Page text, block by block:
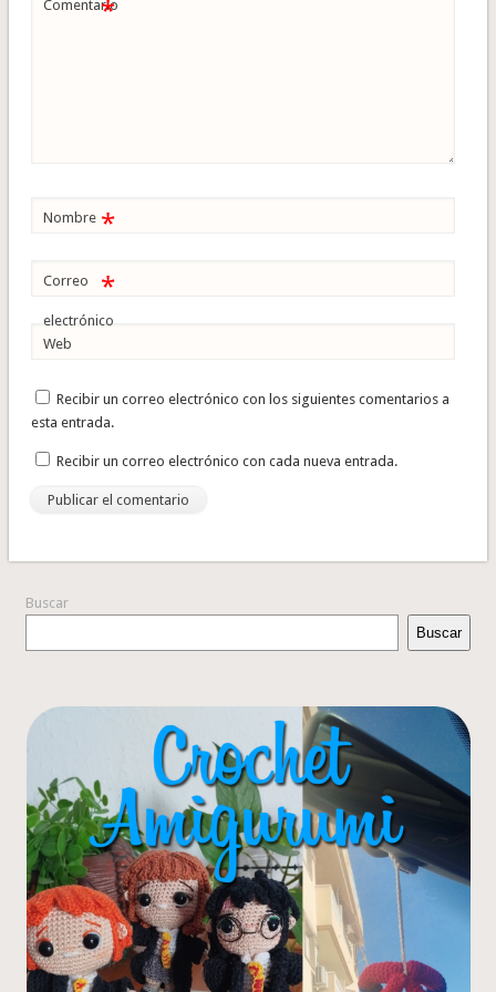
Comentario
*
Nombre *
Correo
electrónico
*
Web
Recibir un correo electrónico con los siguientes comentarios a
esta entrada.
Recibir un correo electrónico con cada nueva entrada.
Buscar
Buscar